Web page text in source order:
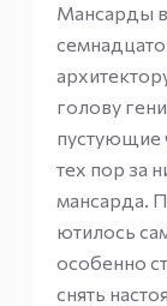
Мансарды
голову
пустующие
тех пор за
мансарда.
ютилось
особенно
снять